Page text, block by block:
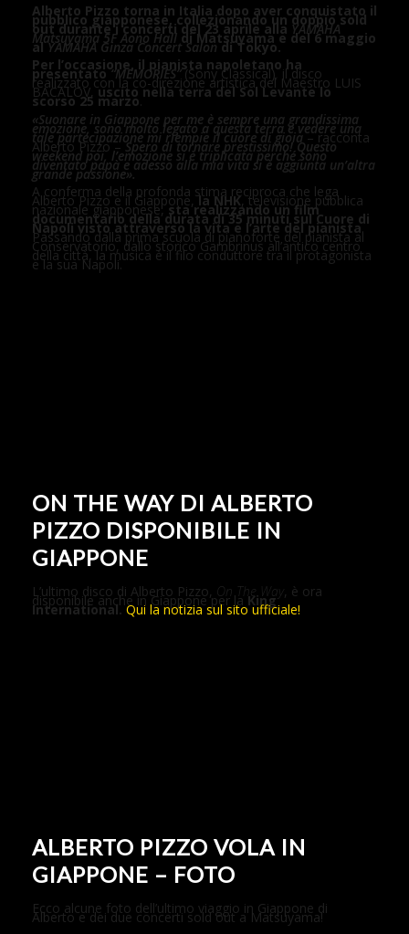
Alberto Pizzo torna in Italia dopo aver conquistato il
pubblico giapponese, collezionando un doppio sold
out durante i concerti del23 aprile alla YAMAHA
Matsuyama 5F Aono Hall di Matsuyama e del 6 maggio
alYAMAHA Ginza Concert Salondi Tokyo.
Per l’occasione, il pianista napoletano ha
presentato“MEMORIES”(Sony Classical),il disco
realizzato con la co-direzione artistica del Maestro LUIS
BACALOV,uscito nella terra delSol Levante lo
scorso 25 marzo.
«Suonare in Giappone per me è sempre una grandissima
emozione, sono molto legato a questa terra e vedere una
tale partecipazione mi riempie il cuore di gioia– racconta
Alberto Pizzo –Spero di tornare prestissimo! Questo
weekend poi, l’emozione si è triplicata perché sono
diventato papà e adesso alla mia vita si è aggiunta un’altra
grande passione».
A conferma della profonda stima reciproca che lega
Alberto Pizzo e il Giappone,la NHK, televisione pubblica
nazionale giapponese,sta realizzando un film
documentario della durata di 35 minuti sul Cuore di
Napoli visto attraverso la vita e l’arte del pianista.
Passando dalla prima scuola di pianoforte del pianista al
Conservatorio, dallo storico Gambrinus all’antico centro
della città, la musica è il filo conduttore tra il protagonista
e la sua Napoli.
ON THE WAY DI ALBERTO
PIZZO DISPONIBILE IN
GIAPPONE
L’ultimo disco di Alberto Pizzo, On The Way , è ora
disponibile anche in Giappone per la King
International.Qui la notizia sul sito ufficiale!
ALBERTO PIZZO VOLA IN
GIAPPONE – FOTO
Ecco alcune foto dell’ultimo viaggio in Giappone di
Alberto e dei due concerti sold out a Matsuyama!